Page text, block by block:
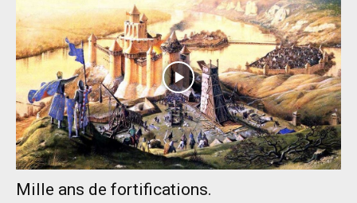
Mille ans de fortifications.